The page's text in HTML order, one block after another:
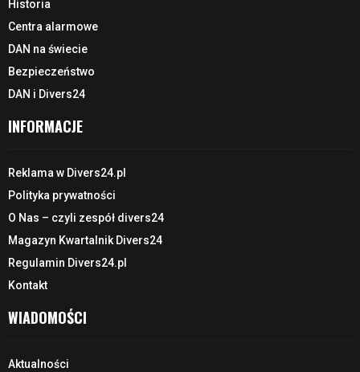
Historia
Centra alarmowe
DAN na świecie
Bezpieczeństwo
DAN i Divers24
INFORMACJE
Reklama w Divers24.pl
Polityka prywatności
O Nas – czyli zespół divers24
Magazyn Kwartalnik Divers24
Regulamin Divers24.pl
Kontakt
WIADOMOŚCI
Aktualności